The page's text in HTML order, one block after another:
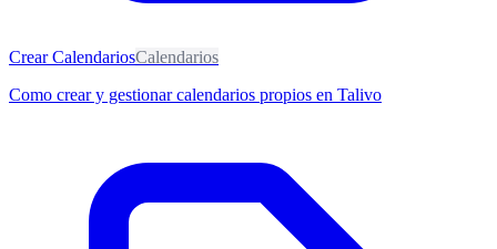
Crear CalendariosCalendarios
Como crear y gestionar calendarios propios en Talivo